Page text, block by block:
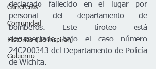
Carreteras
Comunidad
Historias que inspiran
Gobierno
declarado fallecido en el lugar por
personal del departamento de
bomberos. Este tiroteo está
documentado bajo el caso número
24C200343 del Departamento de Policía
de Wichita.